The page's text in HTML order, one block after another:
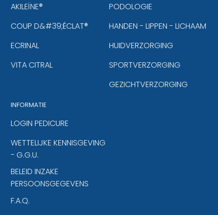
AKILEÏNE®
COUP D&#39;ÉCLAT®
ECRINAL
VITA CITRAL
PODOLOGIE
HANDEN - LIPPEN - LICHAAM
HUIDVERZORGING
SPORTVERZORGING
GEZICHTVERZORGING
INFORMATIE
LOGIN PEDICURE
WETTELIJKE KENNISGEVING
- G.G.U.
BELEID INZAKE
PERSOONSGEGEVENS
F.A.Q.